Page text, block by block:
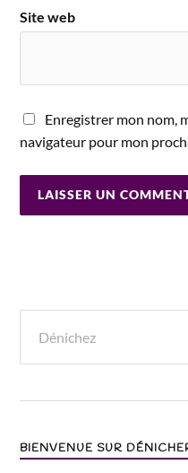
Site web
Enregistrer mon nom,
navigateur pour mon
BIENVENUE SUR